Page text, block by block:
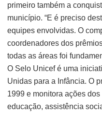
primeiro também a
município. “E é preciso
equipes envolvidas. O
coordenadores dos
todas as áreas foi
O Selo Unicef é uma
Unidas para a Infância. O
1999 e monitora ações
educação, assistência